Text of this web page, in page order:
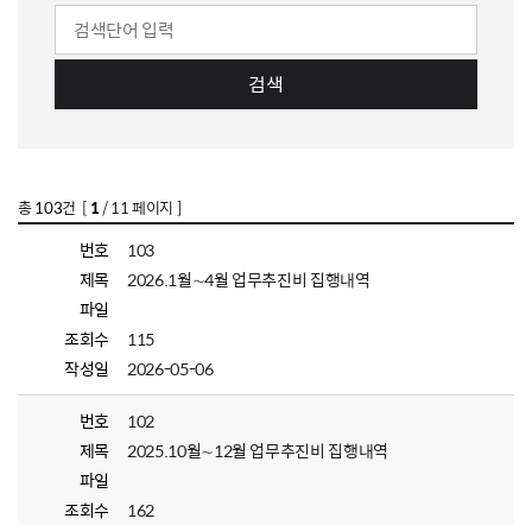
검색
총103건 [ 1/ 11 페이지 ]
번호
103
제목
2026.1월∼4월 업무추진비 집행내역
파일
조회수
115
작성일
2026-05-06
번호
102
제목
2025.10월∼12월 업무추진비 집행내역
파일
조회수
162